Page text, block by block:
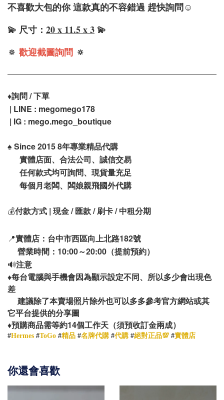
不喜歡大包的你 這款真的不容錯過 趕快詢問☺️
💫 尺寸： 20 x 11.5 x 3 💫
🔅 歡迎截圖詢問 🔅
♦️詢問 / 下單
| LINE : megomego178
| IG : mego.mego_boutique
♠️ Since 2015 8年專業精品代購
實體店面、合法公司、誠信交易
任何款式均可詢問、現貨量充足
每個月老闆、闆娘親飛國外代購
💰付款方式 | 現金 / 匯款 / 刷卡 / 中租分期
📍實體店：台中市西區向上北路182號
營業時間：10:00～20:00（提前預約）
🔊注意
♦️每台電腦與手機會因為顯示設定不同、所以多少會出現色
差
建議除了本賣場照片除外也可以多多參考官方網站或其
它平台提供的分享圖
♦️預購商品需等約14個工作天（須預收訂金兩成）
#Hermes #ToGo #精品 #名牌代購 #代購 #絕對正品💯 #實體店
你還會喜歡